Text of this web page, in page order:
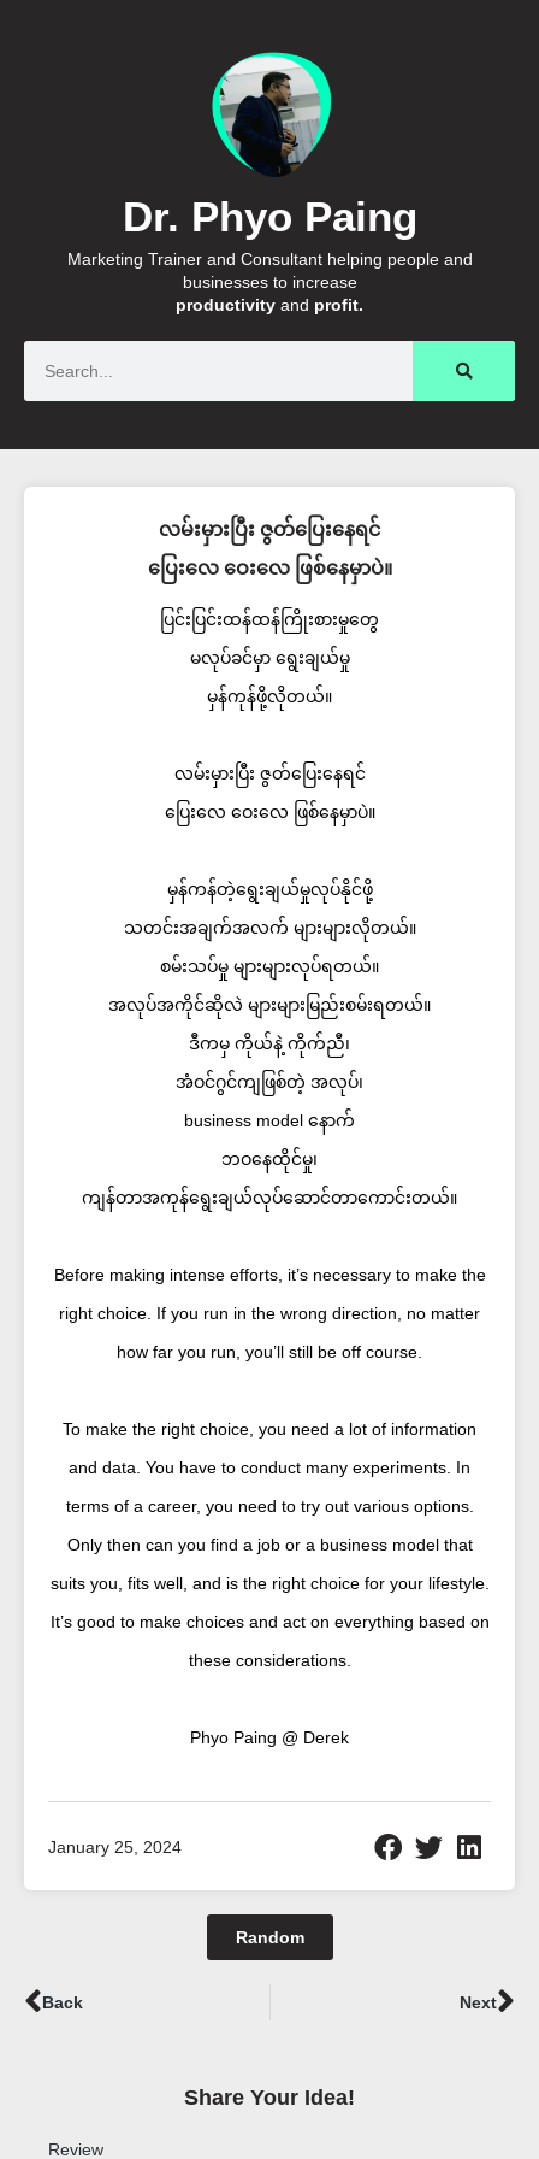
Dr. Phyo Paing
Marketing Trainer and Consultant helping people and
businesses to increase
productivity and profit.
လမ်းမှားပြီး ဇွတ်ပြေးနေရင်
ပြေးလေ ဝေးလေ ဖြစ်နေမှာပဲ။
ပြင်းပြင်းထန်ထန်ကြိုးစားမှုတွေ
မလုပ်ခင်မှာ ရွေးချယ်မှု
မှန်ကုန်ဖို့လိုတယ်။
လမ်းမှားပြီး ဇွတ်ပြေးနေရင်
ပြေးလေ ဝေးလေ ဖြစ်နေမှာပဲ။
မှန်ကန်တဲ့ရွေးချယ်မှုလုပ်နိုင်ဖို့
သတင်းအချက်အလက် များများလိုတယ်။
စမ်းသပ်မှု များများလုပ်ရတယ်။
အလုပ်အကိုင်ဆိုလဲ များများမြည်းစမ်းရတယ်။
ဒီကမှ ကိုယ်နဲ့ ကိုက်ညီ၊
အံဝင်ဂွင်ကျဖြစ်တဲ့ အလုပ်၊
business model နောက်
ဘဝနေထိုင်မှု၊
ကျန်တာအကုန်ရွေးချယ်လုပ်ဆောင်တာကောင်းတယ်။
Before making intense efforts, it’s necessary to make the
right choice. If you run in the wrong direction, no matter
how far you run, you’ll still be off course.
To make the right choice, you need a lot of information
and data. You have to conduct many experiments. In
terms of a career, you need to try out various options.
Only then can you find a job or a business model that
suits you, fits well, and is the right choice for your lifestyle.
It’s good to make choices and act on everything based on
these considerations.
Phyo Paing @ Derek
January 25, 2024
Random
Prev
Back Next
Share Your Idea!​
Review